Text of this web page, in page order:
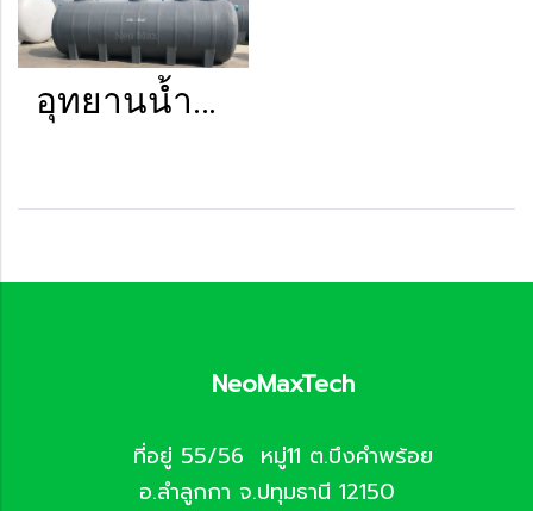
อุทยานน้ำตกเพชรพนมวัฒน์ สุราษฎร์
NeoMaxTech
ที่อยู่ 55/56 หมู่11 ต.บึงคำพร้อย
อ.ลำลูกกา จ.ปทุมธานี 12150